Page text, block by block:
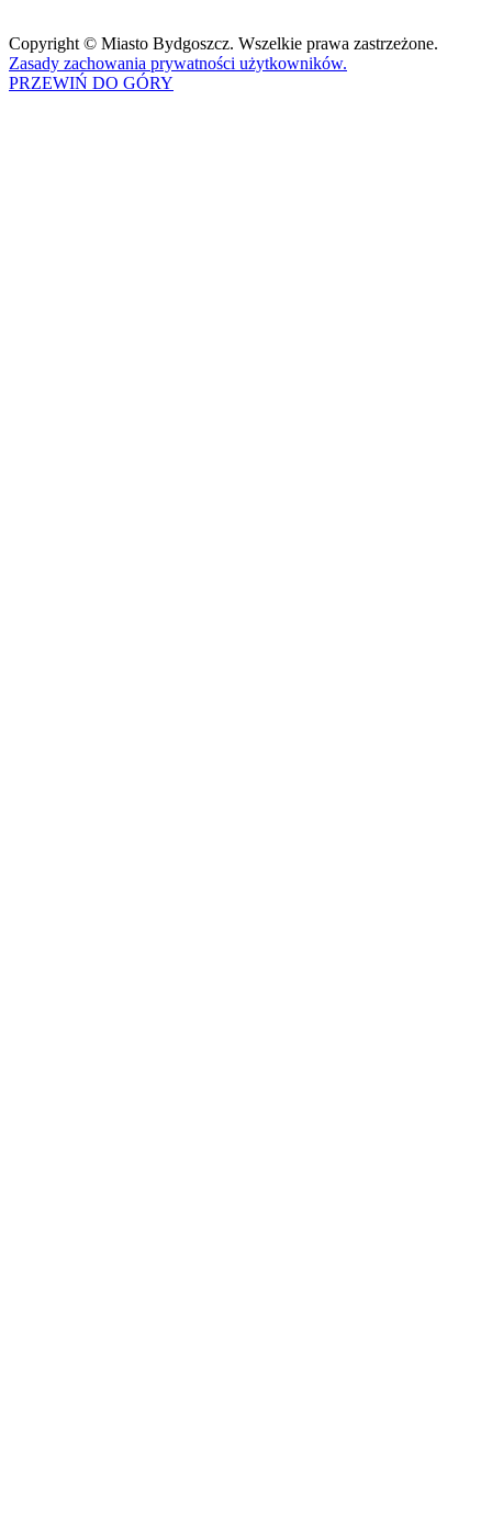
Copyright © Miasto Bydgoszcz. Wszelkie prawa zastrzeżone.
Zasady zachowania prywatności użytkowników.
PRZEWIŃ DO GÓRY